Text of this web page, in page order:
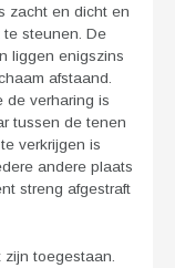
zacht en dicht en
steunen. De
liggen enigszins
afstaand.
de verharing is
tussen de tenen
verkrijgen is
andere plaats
streng afgestraft
toegestaan.